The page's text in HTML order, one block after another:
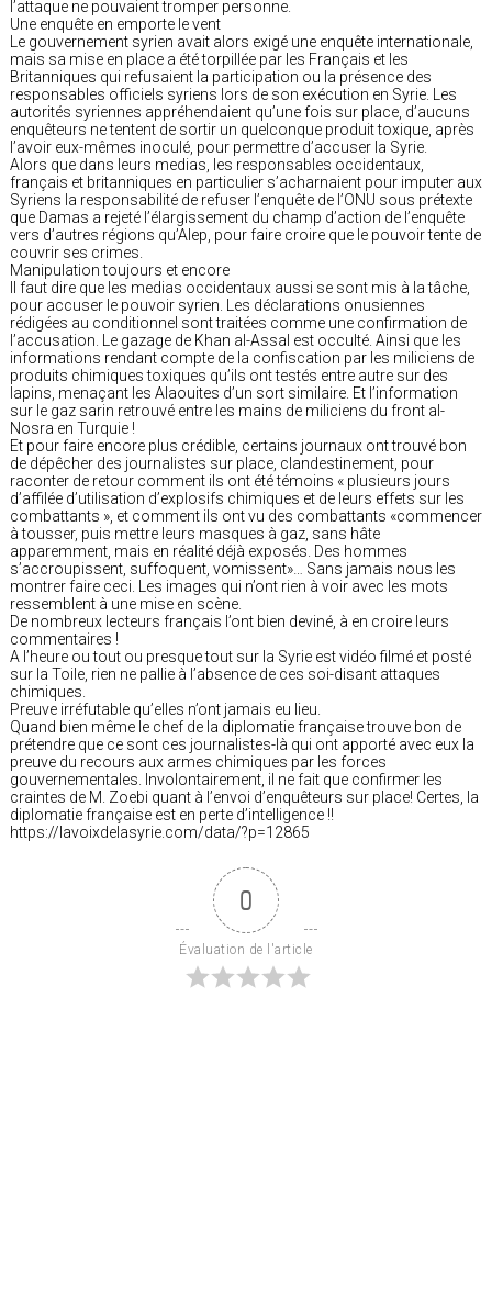
l’attaque ne pouvaient tromper personne.
Une enquête en emporte le vent
Le gouvernement syrien avait alors exigé une enquête internationale,
mais sa mise en place a été torpillée par les Français et les
Britanniques qui refusaient la participation ou la présence des
responsables officiels syriens lors de son exécution en Syrie. Les
autorités syriennes appréhendaient qu’une fois sur place, d’aucuns
enquêteurs ne tentent de sortir un quelconque produit toxique, après
l’avoir eux-mêmes inoculé, pour permettre d’accuser la Syrie.
Alors que dans leurs medias, les responsables occidentaux,
français et britanniques en particulier s’acharnaient pour imputer aux
Syriens la responsabilité de refuser l’enquête de l’ONU sous prétexte
que Damas a rejeté l’élargissement du champ d’action de l’enquête
vers d’autres régions qu’Alep, pour faire croire que le pouvoir tente de
couvrir ses crimes.
Manipulation toujours et encore
Il faut dire que les medias occidentaux aussi se sont mis à la tâche,
pour accuser le pouvoir syrien. Les déclarations onusiennes
rédigées au conditionnel sont traitées comme une confirmation de
l’accusation. Le gazage de Khan al-Assal est occulté. Ainsi que les
informations rendant compte de la confiscation par les miliciens de
produits chimiques toxiques qu’ils ont testés entre autre sur des
lapins, menaçant les Alaouites d’un sort similaire. Et l’information
sur le gaz sarin retrouvé entre les mains de miliciens du front al-
Nosra en Turquie !
Et pour faire encore plus crédible, certains journaux ont trouvé bon
de dépêcher des journalistes sur place, clandestinement, pour
raconter de retour comment ils ont été témoins « plusieurs jours
d’affilée d’utilisation d’explosifs chimiques et de leurs effets sur les
combattants », et comment ils ont vu des combattants «commencer
à tousser, puis mettre leurs masques à gaz, sans hâte
apparemment, mais en réalité déjà exposés. Des hommes
s’accroupissent, suffoquent, vomissent»… Sans jamais nous les
montrer faire ceci. Les images qui n’ont rien à voir avec les mots
ressemblent à une mise en scène.
De nombreux lecteurs français l’ont bien deviné, à en croire leurs
commentaires !
A l’heure ou tout ou presque tout sur la Syrie est vidéo filmé et posté
sur la Toile, rien ne pallie à l’absence de ces soi-disant attaques
chimiques.
Preuve irréfutable qu’elles n’ont jamais eu lieu.
Quand bien même le chef de la diplomatie française trouve bon de
prétendre que ce sont ces journalistes-là qui ont apporté avec eux la
preuve du recours aux armes chimiques par les forces
gouvernementales. Involontairement, il ne fait que confirmer les
craintes de M. Zoebi quant à l’envoi d’enquêteurs sur place! Certes, la
diplomatie française est en perte d’intelligence !!
https://lavoixdelasyrie.com/data/?p=12865
0
Évaluation de l'article